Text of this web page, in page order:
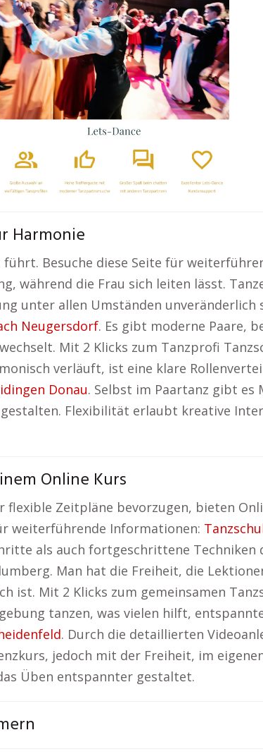
Harmonie
Besuche diese Seite für
während die Frau sich leiten lässt.
unter allen Umständen
Neugersdorf. Es gibt moderne Paare,
Mit 2 Klicks zum Tanzprofi
verläuft, ist eine klare
Donau. Selbst im Paartanz gibt
Flexibilität erlaubt kreative
Online Kurs
flexible Zeitpläne bevorzugen, bieten
weiterführende Informationen:
als auch fortgeschrittene Techniken
Man hat die Freiheit, die
ist. Mit 2 Klicks zum gemeinsamen
tanzen, was vielen hilft,
. Durch die detaillierten
jedoch mit der Freiheit, im
Üben entspannter gestaltet.